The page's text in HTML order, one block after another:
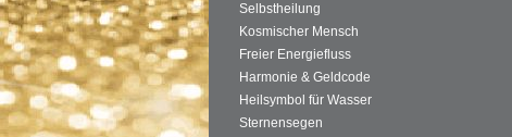
Selbstheilung
Kosmischer Mensch
Freier Energiefluss
Harmonie & Geldcode
Heilsymbol für Wasser
Sternensegen